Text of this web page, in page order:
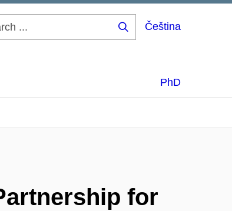
Čeština
PhD
for